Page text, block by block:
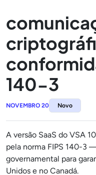
140-3
NOVEMBRO 20 Novo
A versão SaaS do VSA
pela norma FIPS 140-3
governamental para
Unidos e no Canadá.